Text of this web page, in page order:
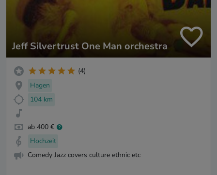
Jeff Silvertrust One Man orchestra
(4)
Hagen
104 km
ab 400 €
Hochzeit
Comedy Jazz covers culture ethnic etc